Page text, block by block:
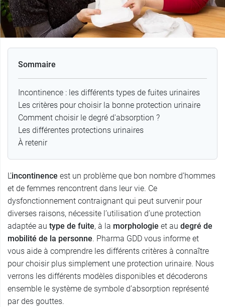
Sommaire
Incontinence : les différents types de fuites urinaires
Les critères pour choisir la bonne protection urinaire
Comment choisir le degré d'absorption ?
Les différentes protections urinaires
À retenir
L’incontinence est un problème que bon nombre d’hommes
et de femmes rencontrent dans leur vie. Ce
dysfonctionnement contraignant qui peut survenir pour
diverses raisons, nécessite l’utilisation d’une protection
adaptée au type de fuite, à la morphologie et au degré de
mobilité de la personne. Pharma GDD vous informe et
vous aide à comprendre les différents critères à connaître
pour choisir plus simplement une protection urinaire. Nous
verrons les différents modèles disponibles et décoderons
ensemble le système de symbole d’absorption représenté
par des gouttes.